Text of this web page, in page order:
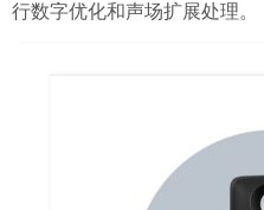
行数字优化和声场扩展处理。